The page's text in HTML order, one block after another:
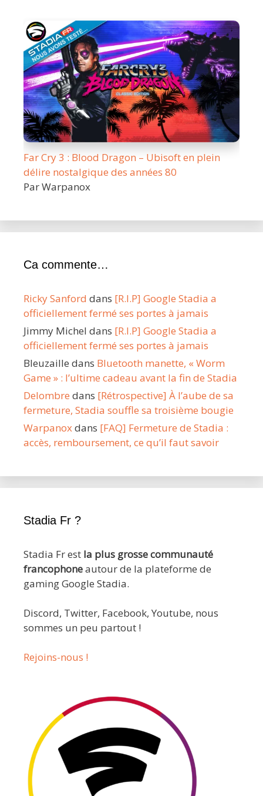
Far Cry 3 : Blood Dragon – Ubisoft en plein
délire nostalgique des années 80
Par Warpanox
Ca commente…
Ricky Sanford dans [R.I.P] Google Stadia a
officiellement fermé ses portes à jamais
Jimmy Michel dans [R.I.P] Google Stadia a
officiellement fermé ses portes à jamais
Bleuzaille dans Bluetooth manette, « Worm
Game » : l’ultime cadeau avant la fin de Stadia
Delombre dans [Rétrospective] À l’aube de sa
fermeture, Stadia souffle sa troisième bougie
Warpanoxdans [FAQ] Fermeture de Stadia :
accès, remboursement, ce qu’il faut savoir
Stadia Fr ?
Stadia Fr est la plus grosse communauté
francophoneautour de la plateforme de
gaming Google Stadia.
Discord, Twitter, Facebook, Youtube, nous
sommes un peu partout !
Rejoins-nous !